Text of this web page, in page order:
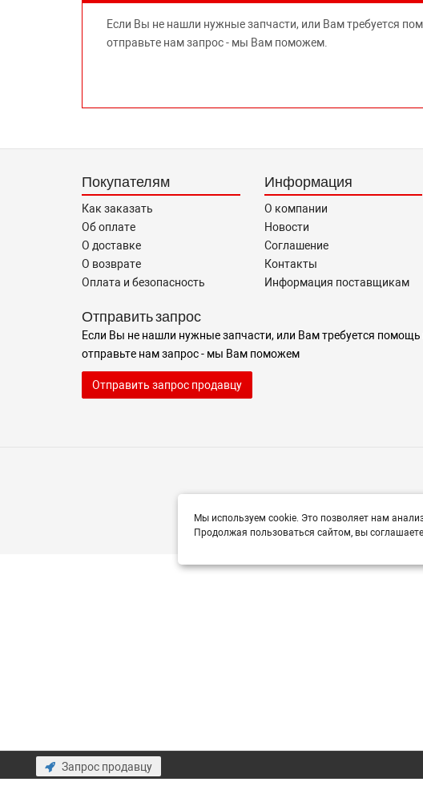
Если Вы не нашли нужные запчасти, или Вам требуется
отправьте нам запрос - мы Вам поможем.
Покупателям
Как заказать
Об оплате
О доставке
О возврате
Оплата и безопасность
Информация
О компании
Новости
Соглашение
Контакты
Информация поставщикам
Отправить запрос
Если Вы не нашли нужные запчасти, или Вам требуется помощь
отправьте нам запрос - мы Вам поможем
Отправить запрос продавцу
Мы используем cookie. Это позволяет нам
Продолжая пользоваться сайтом, вы
Запрос продавцу